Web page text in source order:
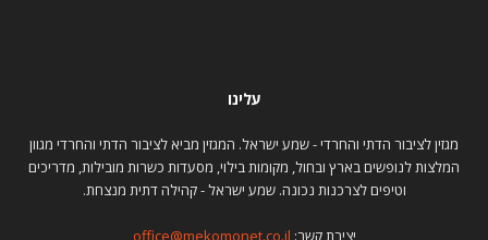
עלינו
מגזין לציבור הדתי והחרדי - שמע ישראל. המגזין מביא לציבור הדתי והחרדי מגוון
המלצות לנופשים בארץ ובחול, מקומות בילוי, מסעדות כשרות מובילות, מדריכים
וטיפים לצרכנות נכונה. שמע ישראל - קהילה דתית מנצחת.
יצירת קשר: office@mekomonet.co.il